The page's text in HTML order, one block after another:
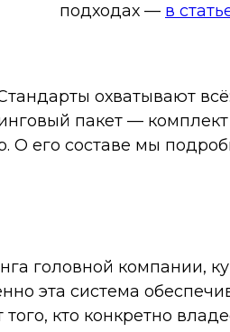
охватывают
пакет —
О его составе мы
головной компании,
эта система
кто конкретно
подходах — в